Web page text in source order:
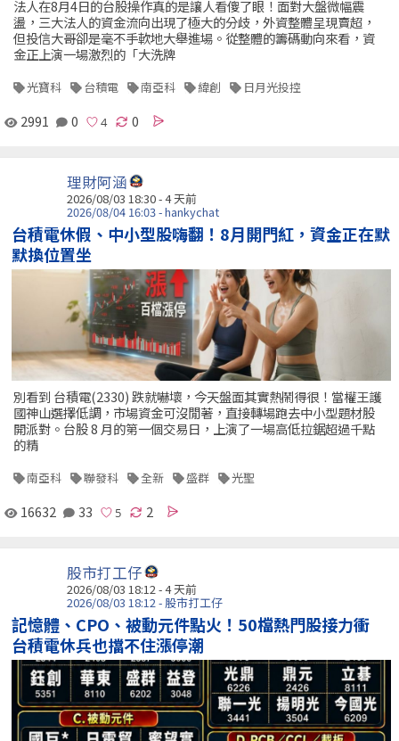
法人在8月4日的台股操作真的是讓人看傻了眼！面對大盤微幅震
盪，三大法人的資金流向出現了極大的分歧，外資整體呈現賣超，
但投信大哥卻是毫不手軟地大舉進場。從整體的籌碼動向來看，資
金正上演一場激烈的「大洗牌
光寶科 台積電 南亞科 緯創 日月光投控
2991 0 0
理財阿涵
2026/08/03 18:30 - 4 天前
2026/08/04 16:03 - hankychat
台積電休假、中小型股嗨翻！8月開門紅，資金正在默
默換位置坐
別看到 台積電(2330) 跌就嚇壞，今天盤面其實熱鬧得很！當權王護
國神山選擇低調，市場資金可沒閒著，直接轉場跑去中小型題材股
開派對。台股 8 月的第一個交易日，上演了一場高低拉鋸超過千點
的精
南亞科 聯發科 全新 盛群 光聖
16632 33 2
股市打工仔
2026/08/03 18:12 - 4 天前
2026/08/03 18:12 - 股市打工仔
記憶體、CPO、被動元件點火！50檔熱門股接力衝
台積電休兵也擋不住漲停潮